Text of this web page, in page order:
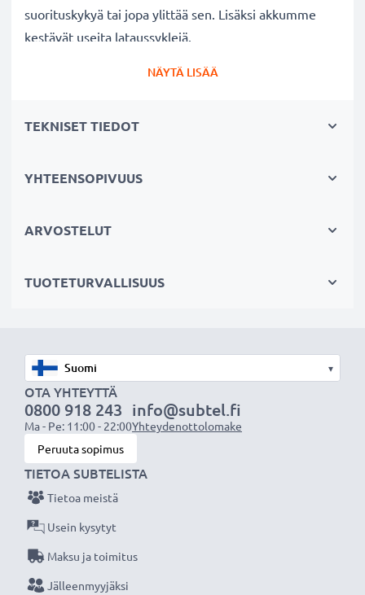
suorituskykyä tai jopa ylittää sen. Lisäksi akkumme
kestävät useita lataussyklejä.
kokonaan korkeimmat EU-standardit ja enemmänkin -
Kestävä valinta
vaihtoakuksi alkuperäisen akun sijaan tai myös vara-
NÄYTÄ LISÄÄ
TEKNISET TIEDOT
YHTEENSOPIVUUS
ARVOSTELUT
TUOTETURVALLISUUS
▾
OTA YHTEYTTÄ
0800 918 243
Ma - Pe: 11:00 - 22:00
info@subtel.fi
Yhteydenottolomake
Peruuta sopimus
TIETOA SUBTELISTA
Tietoa meistä
Usein kysytyt
Maksu ja toimitus
Jälleenmyyjäksi